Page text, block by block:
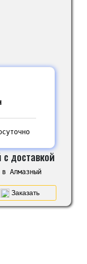
доставкой
Алмазный
Заказать